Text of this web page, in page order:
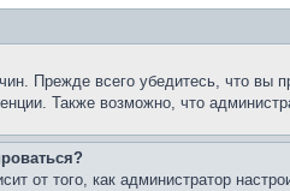
Прежде всего убедитесь, что вы
Также возможно, что
от того, как администратор